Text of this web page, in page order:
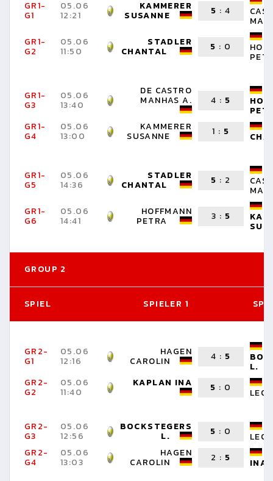
GR1-
G1
05.06
12:21
KAMMERER
SUSANNE 5 :4
GR1-
G2
05.06
11:50
STADLER
CHANTAL 5 : 0
GR1-
G3
05.06
13:40
DE CASTRO
MANHAS A. 4 : 5
GR1-
G4
05.06
13:00
KAMMERER
SUSANNE 1 : 5
GR1-
G5
05.06
14:36
STADLER
CHANTAL 5 : 2
GR1-
G6
05.06
14:41
HOFFMANN
PETRA 3 : 5
GROUP 2
SPIEL SPIELER 1
GR2-
G1
05.06
12:16
HAGEN
CAROLIN 4 : 5
L.
GR2-
G2
05.06
11:40
KAPLAN INA 5 : 0
GR2-
G3
05.06
12:56
BOCKSTEGERS
L. 5 : 0
GR2-
G4
05.06
13:03
HAGEN
CAROLIN 2 : 5
INA